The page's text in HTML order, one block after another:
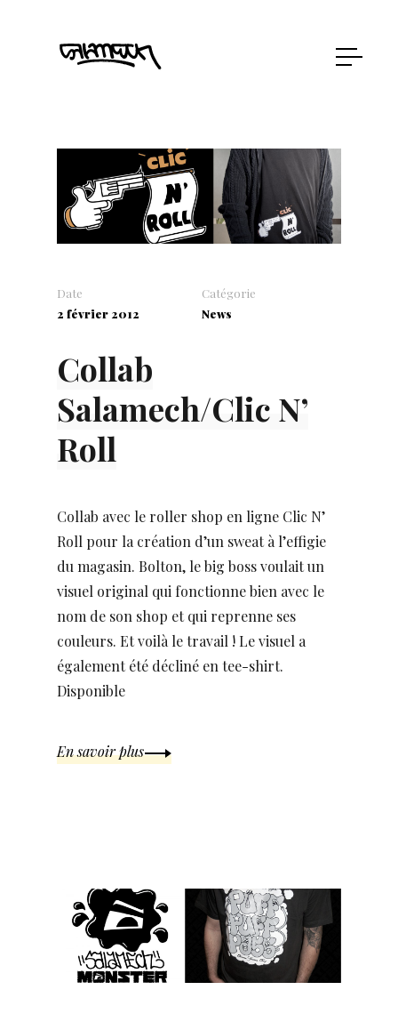
Date
2 février 2012
Catégorie
News
Collab
Salamech/Clic N’
Roll
Collab avec le roller shop en ligne Clic N’
Roll pour la création d’un sweat à l’effigie
du magasin. Bolton, le big boss voulait un
visuel original qui fonctionne bien avec le
nom de son shop et qui reprenne ses
couleurs. Et voilà le travail ! Le visuel a
également été décliné en tee-shirt.
Disponible
En savoir plus